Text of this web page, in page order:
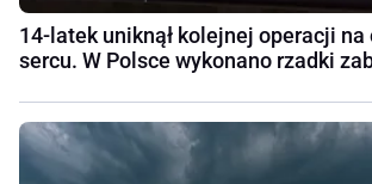
14-latek uniknął kolejnej operacji
sercu. W Polsce wykonano rzadki